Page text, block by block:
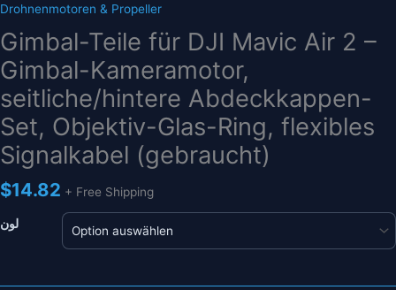
Drohnenmotoren & Propeller
Gimbal-Teile für DJI Mavic Air 2 –
Gimbal-Kameramotor,
seitliche/hintere Abdeckkappen-
Set, Objektiv-Glas-Ring, flexibles
Signalkabel (gebraucht)
$14.82 + Free Shipping
لون